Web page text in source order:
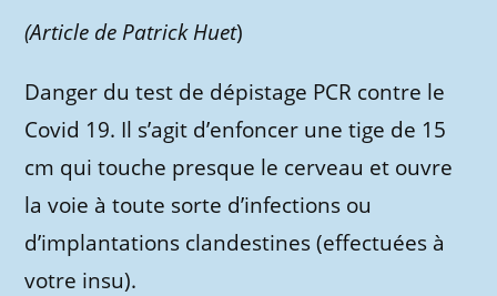
(Article de Patrick Huet)
Danger du test de dépistage PCR contre le
Covid 19. Il s’agit d’enfoncer une tige de 15
cm qui touche presque le cerveau et ouvre
la voie à toute sorte d’infections ou
d’implantations clandestines (effectuées à
votre insu).